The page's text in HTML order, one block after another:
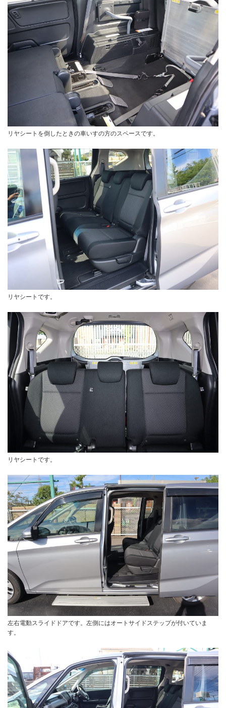
リヤシートを倒したときの車いすの方のスペースです。
リヤシートです。
リヤシートです。
左右電動スライドドアです。左側にはオートサイドステップが付いていま
す。